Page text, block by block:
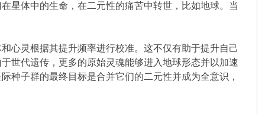
星体中的生命，在二元性的痛苦中转世，比如地球。当
心灵根据其提升频率进行校准。这不仅有助于提升自己
世代遗传，更多的原始灵魂能够进入地球形态并以加速
种子群的最终目标是合并它们的二元性并成为全意识，